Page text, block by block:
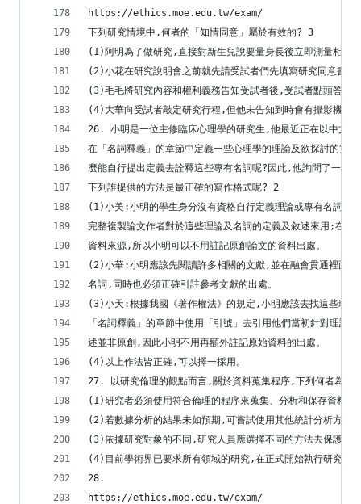
https://ethics.moe.edu.tw/exam/
下列研究情境中,何者的「知情同意」屬於有效的? 3
(1)阿明為了做研究,直接對新生兒說要量身長後立即測量相關
(2)小花在研究說明會之前就先請受試者們先填寫研究同意書。
(3)毛毛將研究內容和權利義務告知受試者後,受試者點頭答應
(4)大華向受試者敲定研究行程,但他未告知到時會有攝影機跟
26. 小明是一位主修臨床心理學的研究生,他最近正在以中文
在「名詞釋義」的章節中定義一些心理學的理論及欲探討的實
麼能自行提出定義去詮釋這些專有名詞呢?因此,他詢問了一些
下列誰提供的方法是最正確的寫作格式呢? 2
(1)小美:小明的學生身分沒有資格自行定義理論或專有名詞。
完整複製論文作者對於這些理論及名詞的定義及敘述來用;在學
資料來源,所以小明可以不用註記原創論文的資料出處。
(2)小華:小明應該先閱讀許多相關的文獻,並在融會貫通裡面
名詞,同時也必須正確引註參考文獻的出處。
(3)小天:根據我國《著作權法》的規定,小明應該去找這些理
「名詞釋義」的章節中使用「引號」去引用他們當初針對理論
述並非原創,因此小明不用再額外註記原始資料的出處。
(4)以上作法皆正確,可以擇一採用。
27. 以研究倫理的觀點而言,關於資料蒐集程序,下列何者為非
(1)研究者必須使用符合倫理的程序來蒐集、分析和保存資料
(2)若數據分析的結果未如預期,可嘗試使用其他統計分析方式
(3)依據研究對象的不同,研究人員應選擇不同的方法去保護研
(4)目前學術界已要求所有領域的研究,在正式開始執行研究前,
28.
https://ethics.moe.edu.tw/exam/